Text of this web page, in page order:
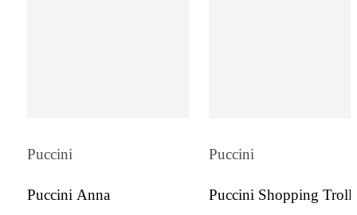
Puccini
Puccini Anna
Puccini
Puccini Shopping